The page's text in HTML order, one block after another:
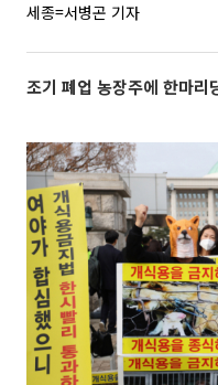
세종=서병곤 기자
조기 폐업 농장주에 한마